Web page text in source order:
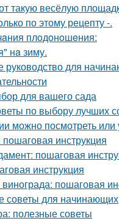
такую весёлую
по этому рецепту -.
плoдoнoшeния:
нa зиму.
для
для вашего сада
по выбору лучших
можно посмотреть или
инструкция
пошаговая
инструкция
пошаговая
советы для начинающих
полезные советы